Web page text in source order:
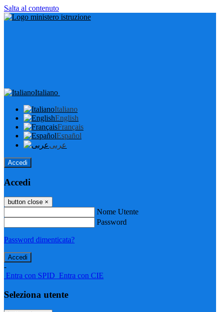
Salta al contenuto
Italiano
Italiano
English
Français
Español
عربى
Accedi
Accedi
button close ×
Nome Utente
Password
Password dimenticata?
-
Entra con SPID Entra con CIE
Seleziona utente